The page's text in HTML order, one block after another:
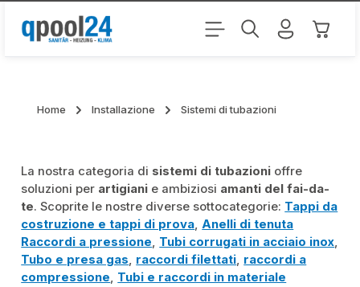
Passa al contenuto principale Il
Home Installazione Sistemi di tubazioni
La nostra categoria di sistemi di tubazioni offre
soluzioni per artigiani e ambiziosi amanti del fai-da-
te. Scoprite le nostre diverse sottocategorie: Tappi da
costruzione e tappi di prova,Anelli di tenuta
Raccordi a pressione, Tubi corrugati in acciaio inox,
Tubo e presa gas, raccordi filettati, raccordi a
compressione, Tubi e raccordi in materiale